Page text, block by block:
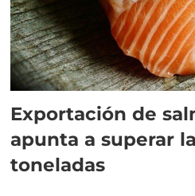
Exportación de
apunta a superar
toneladas